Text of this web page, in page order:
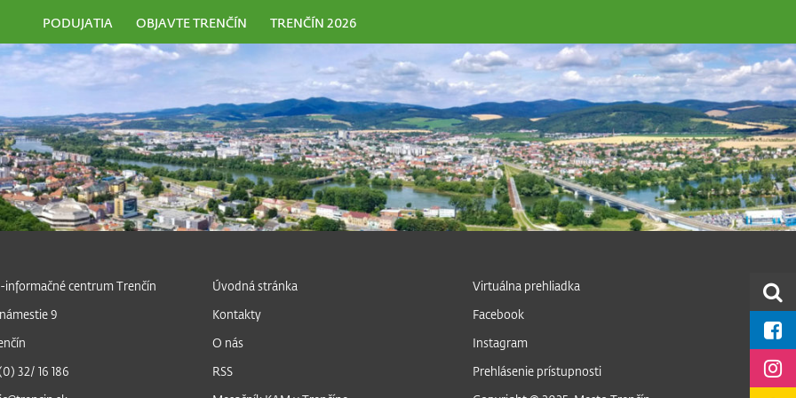
PODUJATIA OBJAVTE TRENČÍN TRENČÍN 2026
informačné centrum Trenčín
9
32/ 16 186
Úvodná stránka
Kontakty
O nás
RSS
Virtuálna prehliadka
Facebook
Instagram
Prehlásenie prístupnosti